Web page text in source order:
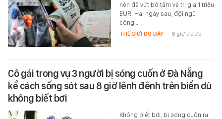
nên đã vứt bỏ tấm vé trị giá 1 triệu
EUR. Hai ngày sau, đội ngũ
công…
THẾ GIỚI ĐÓ ĐÂY - 6 giờ trước
Cô gái trong vụ 3 người bị sóng cuốn ở Đà Nẵng
kể cách sống sót sau 8 giờ lênh đênh trên biển dù
không biết bơi
Không biết bơi, bị sóng cuốn ra